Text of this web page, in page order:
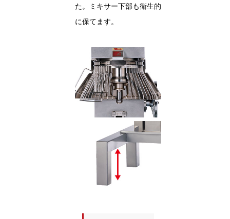
た。ミキサー下部も衛生的
に保てます。